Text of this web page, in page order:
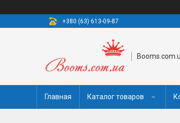
+380 (63) 613-09-87
Главная Каталог товаров